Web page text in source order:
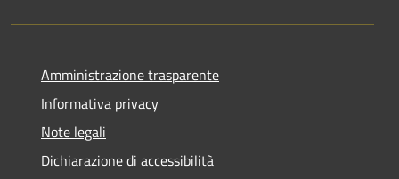
Amministrazione trasparente
Informativa privacy
Note legali
Dichiarazione di accessibilità